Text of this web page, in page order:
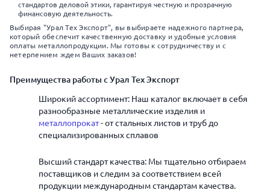
стандартов деловой этики, гарантируя честную и прозрачную
финансовую деятельность.
Выбирая "Урал Тех Экспорт", вы выбираете надежного партнера,
который обеспечит качественную доставку и удобные условия
оплаты металлопродукции. Мы готовы к сотрудничеству и с
нетерпением ждем Ваших заказов!
Преимущества работы с Урал Тех Экспорт
Широкий ассортимент: Наш каталог включает в себя
разнообразные металлические изделия и
металлопрокат- от стальных листов и труб до
специализированных сплавов
Высший стандарт качества: Мы тщательно отбираем
поставщиков и следим за соответствием всей
продукции международным стандартам качества.